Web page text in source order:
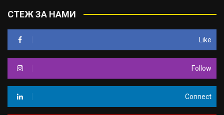
СТЕЖ ЗА НАМИ
Like
Follow
Connect